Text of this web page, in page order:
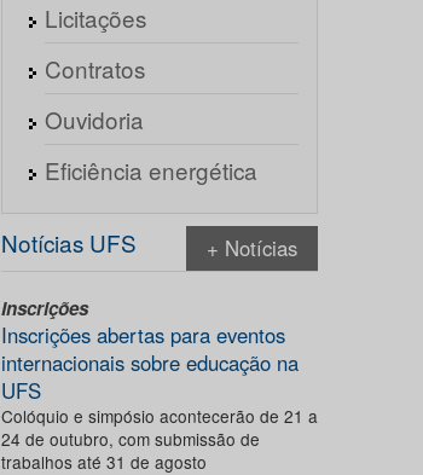
Licitações
Contratos
Ouvidoria
Eficiência energética
Notícias UFS + Notícias
Inscrições
Inscrições abertas para eventos
internacionais sobre educação na
UFS
Colóquio e simpósio acontecerão de 21 a
24 de outubro, com submissão de
trabalhos até 31 de agosto